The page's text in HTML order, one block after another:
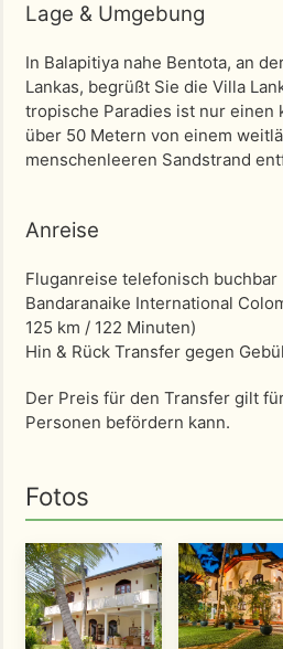
Lage & Umgebung
In Balapitiya nahe Bentota, an
Lankas, begrüßt Sie die Villa
tropische Paradies ist nur einen
über 50 Metern von einem
menschenleeren Sandstrand
Anreise
Fluganreise telefonisch buchbar
Bandaranaike International
125 km / 122 Minuten)
Hin & Rück Transfer gegen
Der Preis für den Transfer gilt
Personen befördern kann.
Fotos